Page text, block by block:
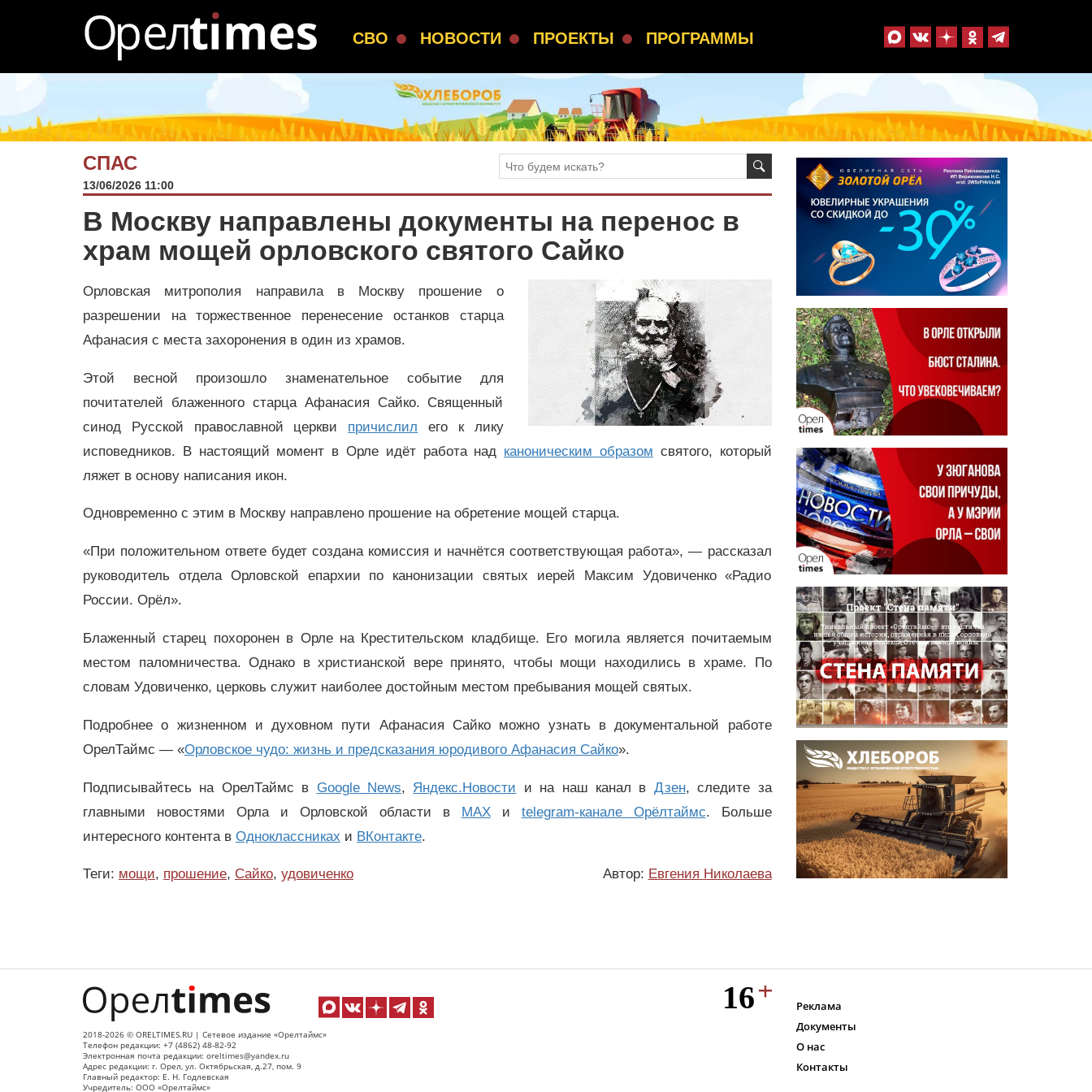
СВО НОВОСТИ ПРОЕКТЫ ПРОГРАММЫ
СПАС
13/06/2026 11:00
В Москву направлены документы на перенос в
храм мощей орловского святого Сайко
Орловская митрополия направила в Москву прошение о
разрешении на торжественное перенесение останков старца
Афанасия с места захоронения в один из храмов.
Этой весной произошло знаменательное событие для
почитателей блаженного старца Афанасия Сайко. Священный
синод Русской православной церкви причислил его к лику
исповедников. В настоящий момент в Орле идёт работа над каноническим образом святого, который
ляжет в основу написания икон.
Одновременно с этим в Москву направлено прошение на обретение мощей старца.
«При положительном ответе будет создана комиссия и начнётся соответствующая работа», — рассказал
руководитель отдела Орловской епархии по канонизации святых иерей Максим Удовиченко «Радио
России. Орёл».
Блаженный старец похоронен в Орле на Крестительском кладбище. Его могила является почитаемым
местом паломничества. Однако в христианской вере принято, чтобы мощи находились в храме. По
словам Удовиченко, церковь служит наиболее достойным местом пребывания мощей святых.
Подробнее о жизненном и духовном пути Афанасия Сайко можно узнать в документальной работе
ОрелТаймс — «Орловское чудо: жизнь и предсказания юродивого Афанасия Сайко».
Подписывайтесь на ОрелТаймс в Google News, Яндекс.Новости и на наш канал в Дзен, следите за
главными новостями Орла и Орловской области в MAXи telegram-канале Орёлтаймс. Больше
интересного контента в Одноклассниках и ВКонтакте.
Теги: мощи, прошение, Сайко, удовиченко Автор: Евгения Николаева
2018-2026 © ORELTIMES.RU | Сетевое издание «Орелтаймс»
Телефон редакции: +7 (4862) 48-82-92
Электронная почта редакции: oreltimes@yandex.ru
Адрес редакции: г. Орел, ул. Октябрьская, д.27, пом. 9
Главный редактор: Е. Н. Годлевская
Учредитель: ООО «Орелтаймс»
Реклама
Документы
О нас
Контакты